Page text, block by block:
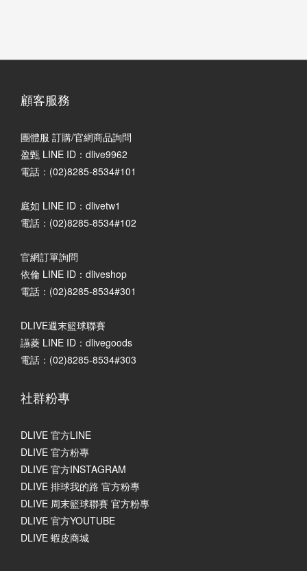
顧客服務
團體服 訂購/官網商品詢問
盈甄 LINE ID：dlive9962
電話：(02)8285-8534#101
庭如 LINE ID：dlivetw1
電話：(02)8285-8534#102
官網訂單詢問
依倫 LINE ID：dliveshop
電話：(02)8285-8534#301
DLIVE週末籃球聯賽
讌菱 LINE ID：dlivegoods
電話：(02)8285-8534#303
社群粉專
DLIVE 官方LINE
DLIVE 官方粉專
DLIVE 官方INSTAGRAM
DLIVE 排球我的路 官方粉專
DLIVE 周末籃球聯賽 官方粉專
DLIVE 官方YOUTUBE
DLIVE 蝦皮商城